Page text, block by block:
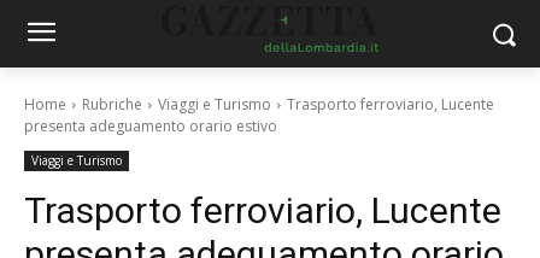
Home Rubriche Viaggi e Turismo
Trasporto ferroviario, Lucente
presenta adeguamento orario estivo
Viaggi e Turismo
Trasporto ferroviario, Lucente